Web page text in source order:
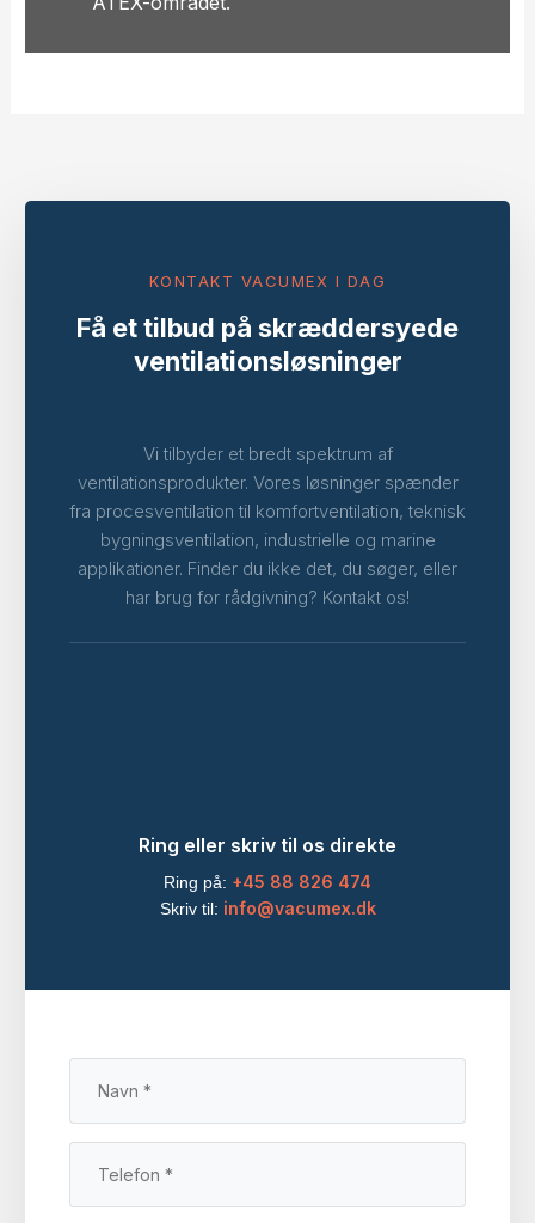
KONTAKT VACUMEX I DAG
Få et tilbud på skræddersyede
ventilationsløsninger
Vi tilbyder et bredt spektrum af
ventilationsprodukter. Vores løsninger spænder
fra procesventilation til komfortventilation, teknisk
bygningsventilation, industrielle og marine
applikationer. Finder du ikke det, du søger, eller
har brug for rådgivning? Kontakt os!
Ring eller skriv til os direkte
Ring på: +45 88 826 474
Skriv til: info@vacumex.dk